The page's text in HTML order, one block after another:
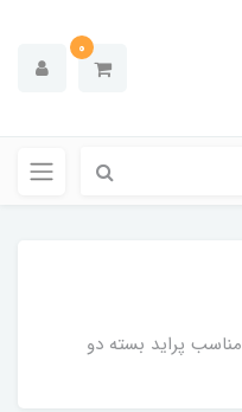
0
تیغه برف پاک کن آریکو کد 1463 مناسب پراید بسته دو